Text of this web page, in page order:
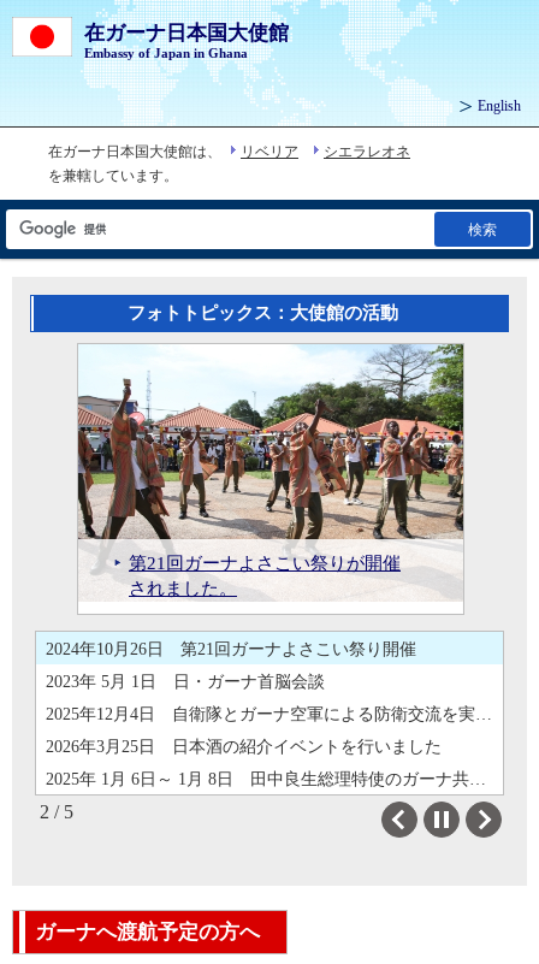
在ガーナ日本国大使館
Embassy of Japan in Ghana
English
在ガーナ日本国大使館は、 リベリア
シエラレオネ
を兼轄しています。
検索
フォトトピックス：大使館の活動
田中良生総理特使のガーナ共和国
訪問
第21回ガーナよさこい祭りが開催
されました。
日・ガーナ首脳会談（5月1日）
（写真提供：内閣広報室）
航空自衛隊とガーナ空軍の防衛交
流の実施
文化事業：日本酒の普及促進活動
2024年10月26日 第21回ガーナよさこい祭り開催
2023年 5月 1日 日・ガーナ首脳会談
2026年3月25日 日本酒の紹介イベントを行いました
2024年10月26日 第21回ガーナよさこい祭り開催
2023年 5月 1日 日・ガーナ首脳会談
2025年12月4日 自衛隊とガーナ空軍による防衛交流を実施しました。
2026年3月25日 日本酒の紹介イベントを行いました
2025年 1月 6日～ 1月 8日 田中良生総理特使のガーナ共和国訪問
2024年10月26日 第21回ガーナよさこい祭り開催
2026年3月25日 日本酒の紹介イベントを行いました
2 / 5
ガーナへ渡航予定の方へ